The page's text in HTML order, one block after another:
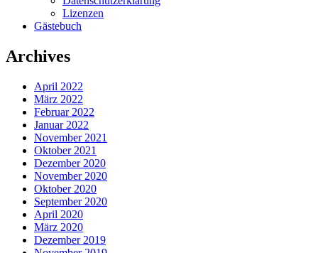
Lizenzen
Gästebuch
Archives
April 2022
März 2022
Februar 2022
Januar 2022
November 2021
Oktober 2021
Dezember 2020
November 2020
Oktober 2020
September 2020
April 2020
März 2020
Dezember 2019